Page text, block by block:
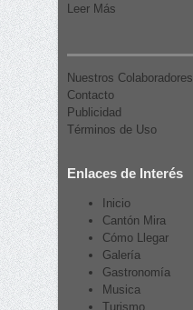
Leer Más
Nuestros Colaboradores
Contacto
Publicidad
Términos de Uso
Enlaces de Interés
Inicio
Cantón Mira
Cómo Llegar
Galería
Gastronomía
Musica
Turismo